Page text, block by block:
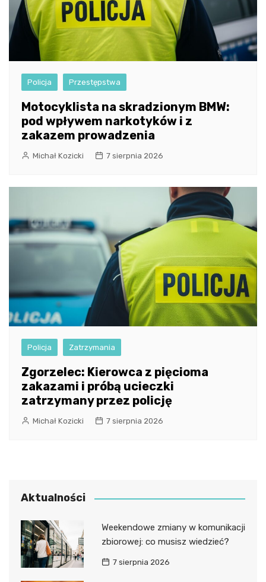
Policja Przestępstwa
Motocyklista na skradzionym BMW:
pod wpływem narkotyków i z
zakazem prowadzenia
Michał Kozicki 7 sierpnia 2026
Policja Zatrzymania
Zgorzelec: Kierowca z pięcioma
zakazami i próbą ucieczki
zatrzymany przez policję
Michał Kozicki 7 sierpnia 2026
Aktualności
Weekendowe zmiany w komunikacji
zbiorowej: co musisz wiedzieć?
7 sierpnia 2026